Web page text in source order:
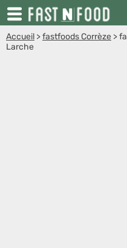
Accueil >fastfoods Corrèze >
Larche